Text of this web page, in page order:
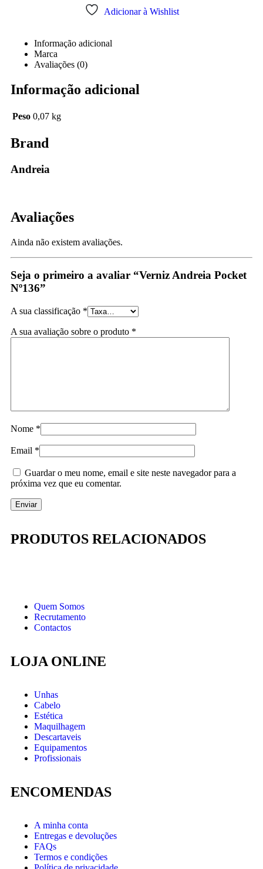
Adicionar à Wishlist
Informação adicional
Marca
Avaliações (0)
Informação adicional
Peso 0,07 kg
Brand
Andreia
Avaliações
Ainda não existem avaliações.
Seja o primeiro a avaliar “Verniz Andreia Pocket
Nº136”
A sua classificação *
A sua avaliação sobre o produto *
Nome *
Email *
Guardar o meu nome, email e site neste navegador para a
próxima vez que eu comentar.
PRODUTOS RELACIONADOS
Quem Somos
Recrutamento
Contactos
LOJA ONLINE
Unhas
Cabelo
Estética
Maquilhagem
Descartaveis
Equipamentos
Profissionais
ENCOMENDAS
A minha conta
Entregas e devoluções
FAQs
Termos e condições